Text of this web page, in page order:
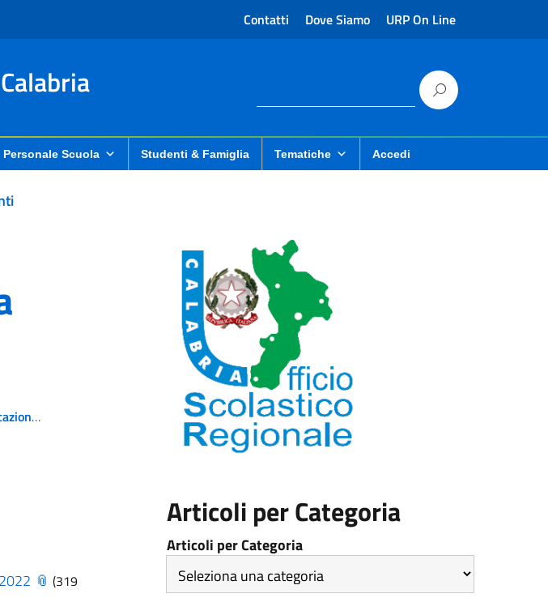
Contatti Dove Siamo URP On Line
Personale Scuola Studenti & Famiglia Tematiche Accedi
(319
Articoli per Categoria
Articoli per Categoria